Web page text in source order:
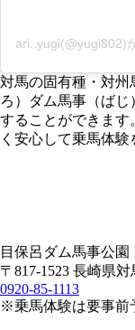
ari..yugi(@yugi802)
対馬の固有種・対州
ろ）ダム馬事（ば
することができます
く安心して乗馬体験
目保呂ダム馬事公園
〒817-1523 長崎県
0920-85-1113
※乗馬体験は要事前